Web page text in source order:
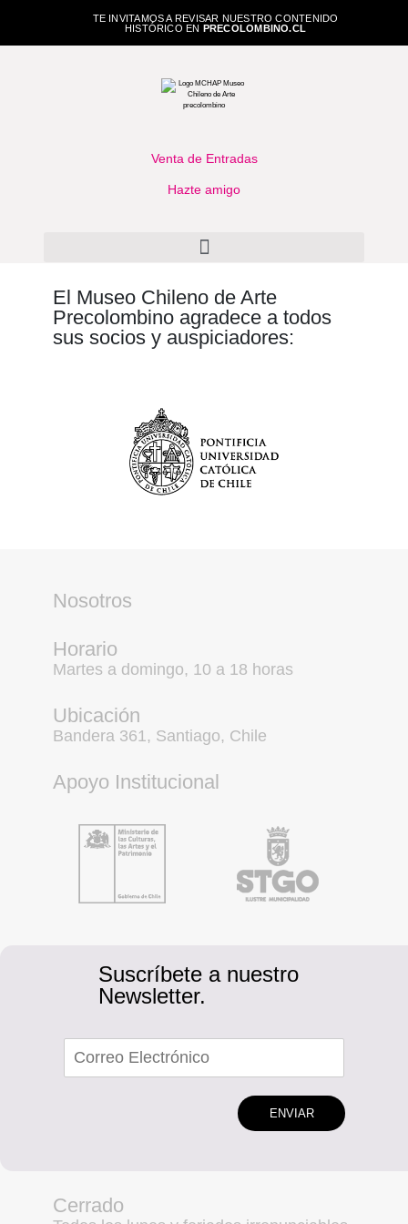
TE INVITAMOS A REVISAR NUESTRO CONTENIDO
HISTÓRICO EN PRECOLOMBINO.CL
Venta de Entradas
Hazte amigo
El Museo Chileno de Arte
Precolombino agradece a todos
sus socios y auspiciadores:
Nosotros
Horario
Martes a domingo, 10 a 18 horas
Ubicación
Bandera 361, Santiago, Chile
Apoyo Institucional
Suscríbete a nuestro
Newsletter.
ENVIAR
Cerrado